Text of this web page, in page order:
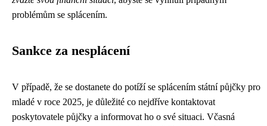
problémům se splácením.
Sankce za nesplácení
V případě, že se dostanete do potíží se splácením státní půjčky pro
mladé v roce 2025, je důležité co nejdříve kontaktovat
poskytovatele půjčky a informovat ho o své situaci. Včasná